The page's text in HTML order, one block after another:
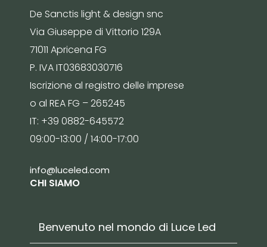
De Sanctis light & design snc
Via Giuseppe di Vittorio 129A
71011 Apricena FG
P. IVA IT03683030716
Iscrizione al registro delle imprese
o al REA FG – 265245
IT: +39 0882-645572
09:00-13:00 / 14:00-17:00
info@luceled.com
CHI SIAMO
Benvenuto nel mondo di Luce Led